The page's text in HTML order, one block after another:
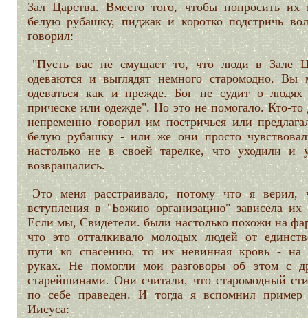
Зал Царства. Вместо того, чтобы попросить их
белую рубашку, пиджак и коротко подстричь
говорил:
"Пусть вас не смущает то, что люди в Зале
одеваются и выглядят немного старомодно. Вы
одеваться как и прежде. Бог не судит о
прическе или одежде". Но это не помогало. Кто-то
непременно говорил им постричься или
белую рубашку - или же они просто
настолько не в своей тарелке, что уходили и
возвращались.
Это меня расстраивало, потому что я верил,
вступления в "Божию организацию" зависела их
Если мы, Свидетели. были настолько похожи на
что это отталкивало молодых людей от
пути ко спасению, то их невинная кровь - на
руках. Не помогли мои разговоры об этом с
старейшинами. Они считали, что старомодный
по себе праведен. И тогда я вспомнил пример
Иисуса: